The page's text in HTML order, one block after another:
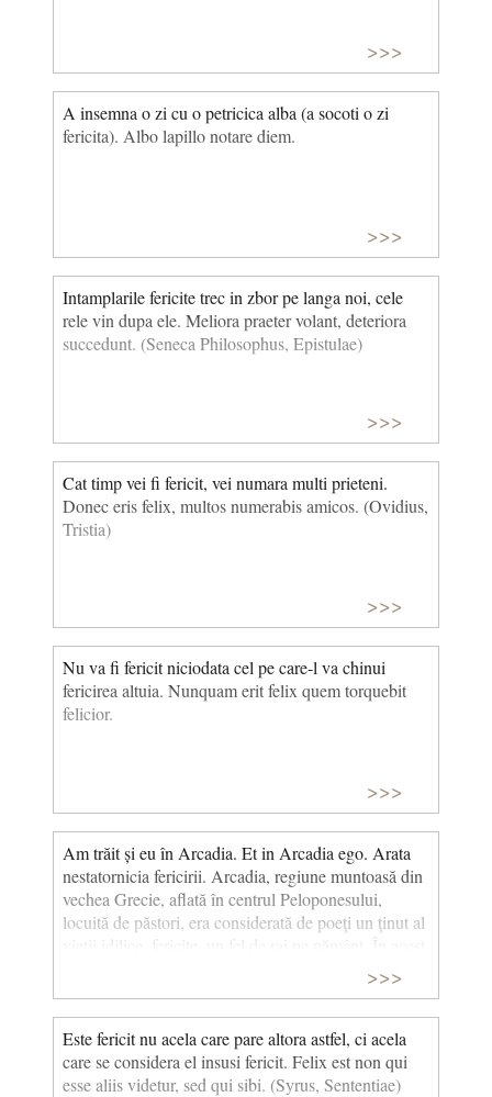
>>>
A insemna o zi cu o petricica alba (a socoti o zi
fericita). Albo lapillo notare diem.
>>>
Intamplarile fericite trec in zbor pe langa noi, cele
rele vin dupa ele. Meliora praeter volant, deteriora
succedunt. (Seneca Philosophus, Epistulae)
>>>
Cat timp vei fi fericit, vei numara multi prieteni.
Donec eris felix, multos numerabis amicos. (Ovidius,
Tristia)
>>>
Nu va fi fericit niciodata cel pe care-l va chinui
fericirea altuia. Nunquam erit felix quem torquebit
felicior.
>>>
Am trăit și eu în Arcadia. Et in Arcadia ego. Arata
nestatornicia fericirii. Arcadia, regiune muntoasă din
vechea Grecie, aflată în centrul Peloponesului,
locuită de păstori, era considerată de poeţi un ţinut al
vieţii idilice, fericite, un fel de rai pe pământ. În acest
Arcadia!" exprimă regretul după o fericire pierdută.
>>>
Este fericit nu acela care pare altora astfel, ci acela
care se considera el insusi fericit. Felix est non qui
esse aliis videtur, sed qui sibi. (Syrus, Sententiae)